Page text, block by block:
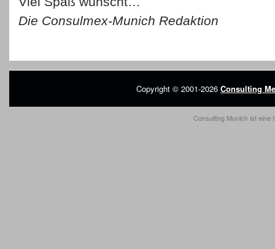
Die Consulmex-Munich Redaktion
Copyright © 2001-2026 Consulting
Consulting Munich ist eine